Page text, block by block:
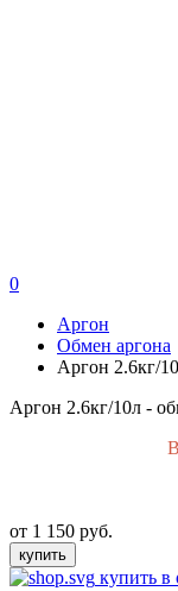
0
Аргон
Обмен аргона
Аргон 2.6кг/
Аргон 2.6кг/10л -
от 1 150 руб.
купить
купить в